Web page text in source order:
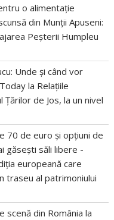
o alimentație
din Munții Apuseni:
Peșterii Humpleu
Unde și când vor
la Relațiile
de Jos, la un nivel
70 de euro și opțiuni de
găsești săli libere -
europeană care
traseu al patrimoniului
scenă din România la